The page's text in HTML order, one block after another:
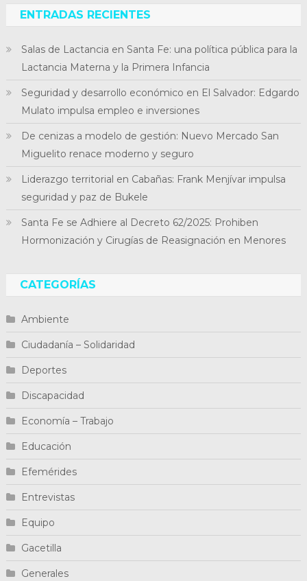
ENTRADAS RECIENTES
Salas de Lactancia en Santa Fe: una política pública para la
Lactancia Materna y la Primera Infancia
Seguridad y desarrollo económico en El Salvador: Edgardo
Mulato impulsa empleo e inversiones
De cenizas a modelo de gestión: Nuevo Mercado San
Miguelito renace moderno y seguro
Liderazgo territorial en Cabañas: Frank Menjívar impulsa
seguridad y paz de Bukele
Santa Fe se Adhiere al Decreto 62/2025: Prohiben
Hormonización y Cirugías de Reasignación en Menores
CATEGORÍAS
Ambiente
Ciudadanía – Solidaridad
Deportes
Discapacidad
Economía – Trabajo
Educación
Efemérides
Entrevistas
Equipo
Gacetilla
Generales